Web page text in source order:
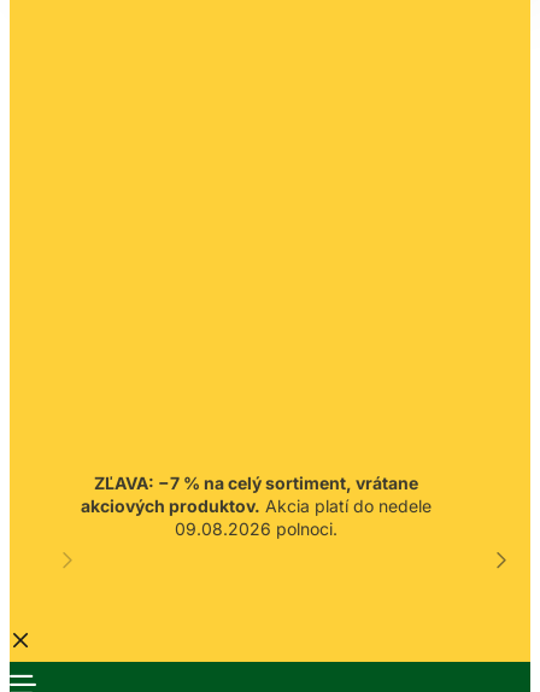
ZĽAVA: −7 % na celý sortiment, vrátane
akciových produktov. Akcia platí do nedele
09.08.2026 polnoci.